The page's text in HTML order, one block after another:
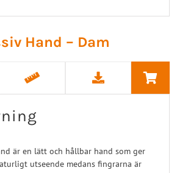
Hand – Dam
är en lätt och hållbar hand som ger
utseende medans fingrarna är